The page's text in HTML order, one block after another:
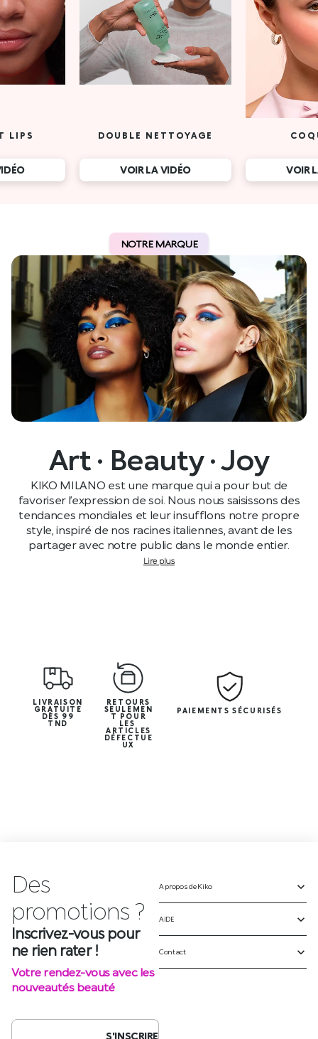
LIPS DOUBLE NETTOYAGE
VOIR LA VIDÉO VOIR
NOTRE MARQUE
Art · Beauty · Joy
KIKO MILANO est une marque qui a pour but de
favoriser l’expression de soi. Nous nous saisissons des
tendances mondiales et leur insufflons notre propre
style, inspiré de nos racines italiennes, avant de les
partager avec notre public dans le monde entier.
Lire plus
LIVRAISON
GRATUITE
DÈS 99
TND
RETOURS
SEULEMEN
T POUR
LES
ARTICLES
DÉFECTUE
UX
PAIEMENTS SÉCURISÉS
Des
Inscrivez-vous pour
ne rien rater !
Votre rendez-vous avec les
nouveautés beauté
S'INSCRIRE